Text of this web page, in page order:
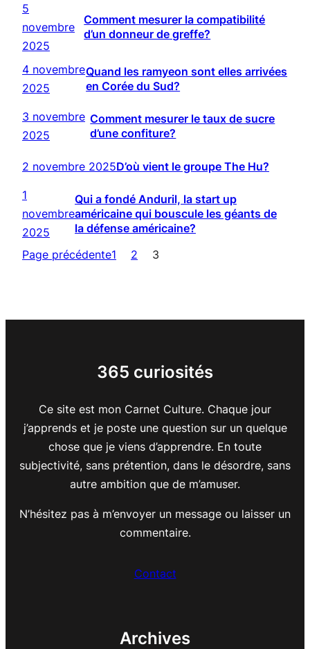
5
novembre
2025
Comment mesurer la compatibilité
d’un donneur de greffe?
4 novembre
2025
Quand les ramyeon sont elles arrivées
en Corée du Sud?
3 novembre
2025
Comment mesurer le taux de sucre
d’une confiture?
2 novembre 2025D’où vient le groupe The Hu?
1
novembre
2025
Qui a fondé Anduril, la start up
américaine qui bouscule les géants de
la défense américaine?
Page précédente1 2 3
365 curiosités
Ce site est mon Carnet Culture. Chaque jour
j’apprends et je poste une question sur un quelque
chose que je viens d’apprendre. En toute
subjectivité, sans prétention, dans le désordre, sans
autre ambition que de m’amuser.
N’hésitez pas à m’envoyer un message ou laisser un
commentaire.
Contact
Archives